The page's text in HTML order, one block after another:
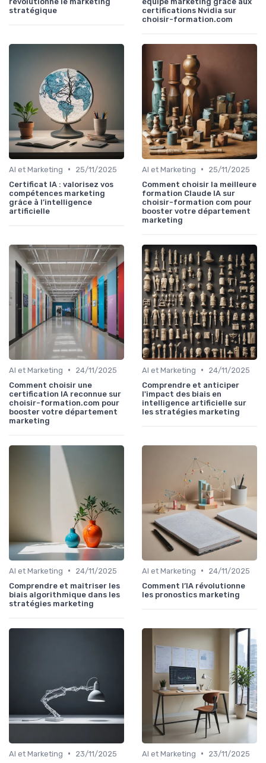
stratégique
certifications Nvidia sur
choisir-formation.com
AI et Marketing •
25/11/2025
Certificat IA : valorisez vos
compétences marketing
grâce à l’intelligence
artificielle
AI et Marketing •
25/11/2025
Comment choisir la meilleure
formation Claude IA sur
choisir-formation com pour
booster votre département
marketing
AI et Marketing •
24/11/2025
Comment choisir une
certification IA reconnue sur
choisir-formation.com pour
booster votre département
marketing
AI et Marketing •
24/11/2025
Comprendre et anticiper
l'impact des biais en
intelligence artificielle sur
les stratégies marketing
AI et Marketing •
24/11/2025
Comprendre et maîtriser les
biais algorithmique dans les
stratégies marketing
AI et Marketing •
24/11/2025
Comment l’IA révolutionne
les pronostics marketing
AI et Marketing •
23/11/2025
AI et Marketing •
23/11/2025